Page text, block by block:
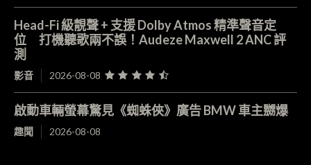
Head-Fi 級靚聲 + 支援 Dolby Atmos 精準聲音定
位 打機聽歌兩不誤！Audeze Maxwell 2 ANC 評
測
影音 2026-08-08
啟動車輛螢幕驚見《蜘蛛俠》廣告 BMW 車主嬲爆
趣聞 2026-08-08